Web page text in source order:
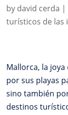
by david cerda |
turísticos de las
Mallorca, la
por sus playas
sino también
destinos